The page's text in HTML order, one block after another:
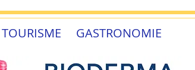
TOURISME GASTRONOMIE